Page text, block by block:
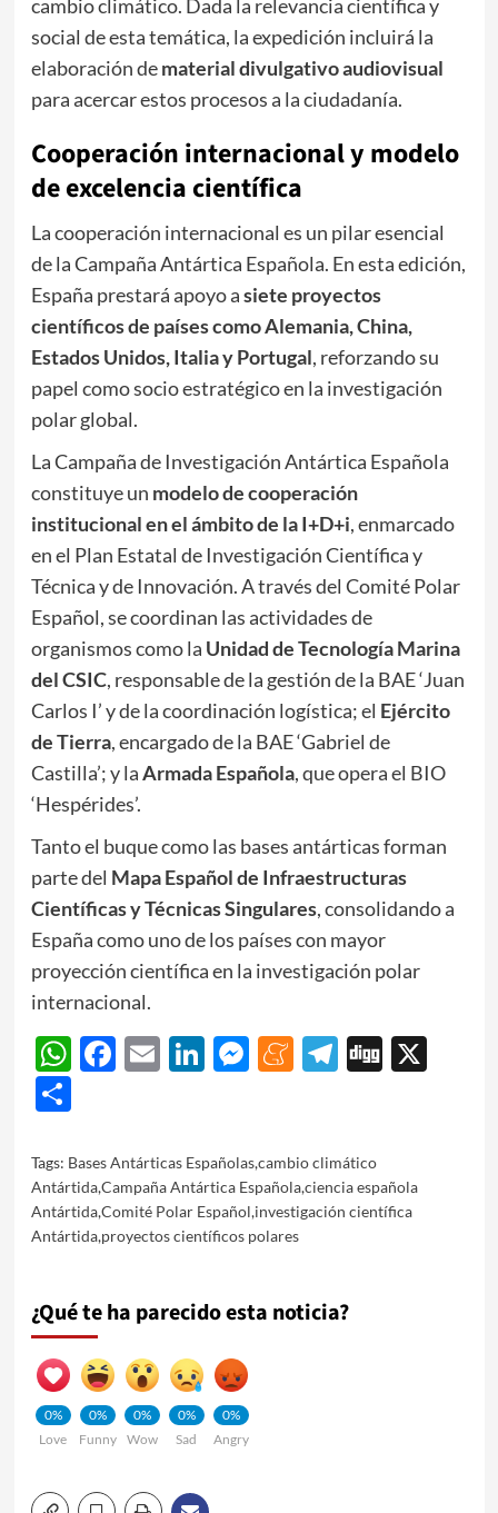
cambio climático. Dada la relevancia científica y
social de esta temática, la expedición incluirá la
elaboración dematerial divulgativo audiovisual
para acercar estos procesos a la ciudadanía.
Cooperación internacional y modelo
de excelencia científica
La cooperación internacional es un pilar esencial
de la Campaña Antártica Española. En esta edición,
España prestará apoyo asiete proyectos
científicos de países como Alemania, China,
Estados Unidos, Italia y Portugal, reforzando su
papel como socio estratégico en la investigación
polar global.
La Campaña de Investigación Antártica Española
constituye un modelo de cooperación
institucional en el ámbito de la I+D+i, enmarcado
en el Plan Estatal de Investigación Científica y
Técnica y de Innovación. A través del Comité Polar
Español, se coordinan las actividades de
organismos como la Unidad de Tecnología Marina
del CSIC, responsable de la gestión de la BAE ‘Juan
Carlos I’ y de la coordinación logística; el Ejército
de Tierra, encargado de la BAE ‘Gabriel de
Castilla’; y laArmada Española, que opera el BIO
‘Hespérides’.
Tanto el buque como las bases antárticas forman
parte del Mapa Español de Infraestructuras
Científicas y Técnicas Singulares, consolidando a
España como uno de los países con mayor
proyección científica en la investigación polar
internacional.
WhatsApp
Facebook
EmailLinkedIn
Messenger
Meneame
Telegram
Digg
X
Share
Tags: Bases Antárticas Españolas,cambio climático
Antártida,Campaña Antártica Española,ciencia española
Antártida,Comité Polar Español,investigación científica
Antártida,proyectos científicos polares
¿Qué te ha parecido esta noticia?
0%
Love
0%
Funny
0%
Wow
0%
Sad
0%
Angry